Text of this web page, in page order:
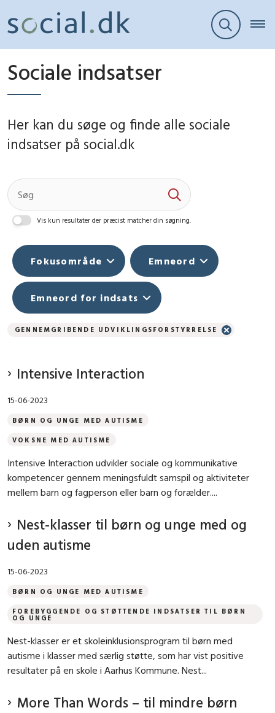
Sociale indsatser
Her kan du søge og finde alle sociale
indsatser på social.dk
Vis kun resultater der præcist matcher din søgning.
Fokusområde Emneord
Emneord for indsats
GENNEMGRIBENDE UDVIKLINGSFORSTYRRELSE
Intensive Interaction
15-06-2023
BØRN OG UNGE MED AUTISME
VOKSNE MED AUTISME
Intensive Interaction udvikler sociale og kommunikative
kompetencer gennem meningsfuldt samspil og aktiviteter
mellem barn og fagperson eller barn og forælder....
Nest-klasser til børn og unge med og
uden autisme
15-06-2023
BØRN OG UNGE MED AUTISME
FOREBYGGENDE OG STØTTENDE INDSATSER TIL BØRN
OG UNGE
Nest-klasser er et skoleinklusionsprogram til børn med
autisme i klasser med særlig støtte, som har vist positive
resultater på en skole i Aarhus Kommune. Nest...
More Than Words – til mindre børn